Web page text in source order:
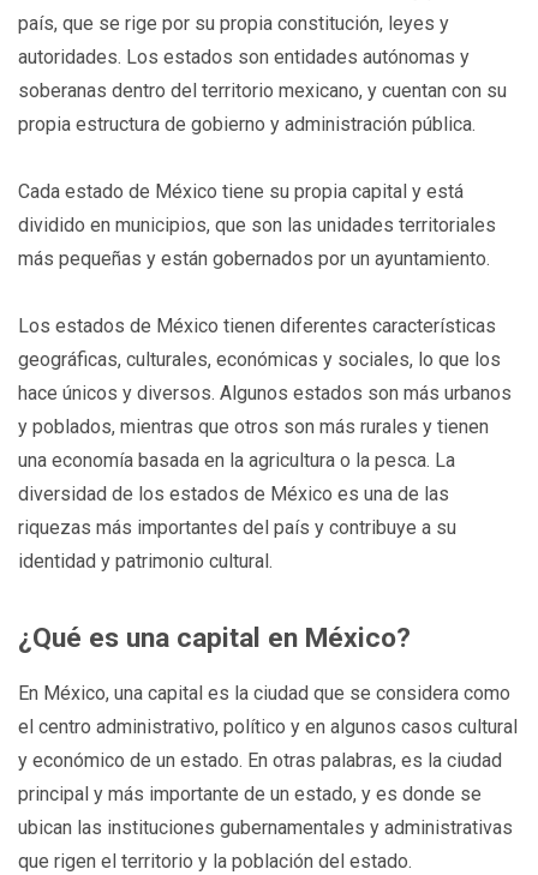
país, que se rige por su propia constitución, leyes y
autoridades. Los estados son entidades autónomas y
soberanas dentro del territorio mexicano, y cuentan con su
propia estructura de gobierno y administración pública.
Cada estado de México tiene su propia capital y está
dividido en municipios, que son las unidades territoriales
más pequeñas y están gobernados por un ayuntamiento.
Los estados de México tienen diferentes características
geográficas, culturales, económicas y sociales, lo que los
hace únicos y diversos. Algunos estados son más urbanos
y poblados, mientras que otros son más rurales y tienen
una economía basada en la agricultura o la pesca. La
diversidad de los estados de México es una de las
riquezas más importantes del país y contribuye a su
identidad y patrimonio cultural.
¿Qué es una capital en México?
En México, una capital es la ciudad que se considera como
el centro administrativo, político y en algunos casos cultural
y económico de un estado. En otras palabras, es la ciudad
principal y más importante de un estado, y es donde se
ubican las instituciones gubernamentales y administrativas
que rigen el territorio y la población del estado.